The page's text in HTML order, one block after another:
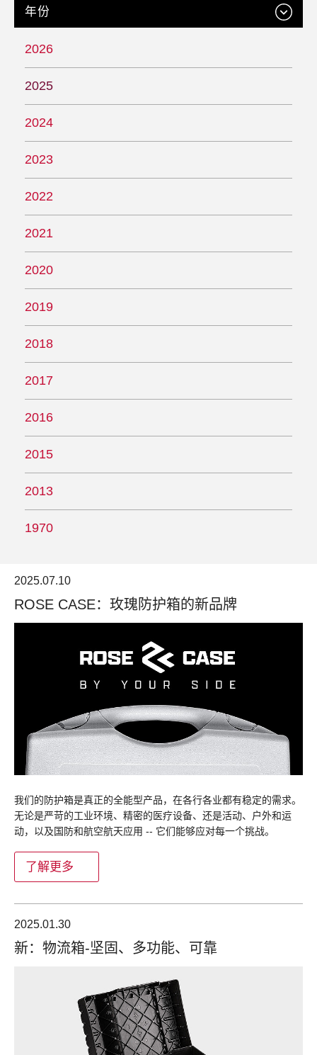
2025.07.10
ROSE CASE：玫瑰防护箱的新品牌
我们的防护箱是真正的全能型产品，在各行各业都有稳定的需求。
无论是严苛的工业环境、精密的医疗设备、还是活动、户外和运
动，以及国防和航空航天应用 -- 它们能够应对每一个挑战。
了解更多
2025.01.30
新：物流箱-坚固、多功能、可靠
年份
2026
2025
2024
2023
2022
2021
2020
2019
2018
2017
2016
2015
2013
1970